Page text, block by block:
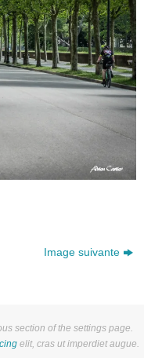
Image suivante
section of the settings page.
elit, cras ut imperdiet augue.